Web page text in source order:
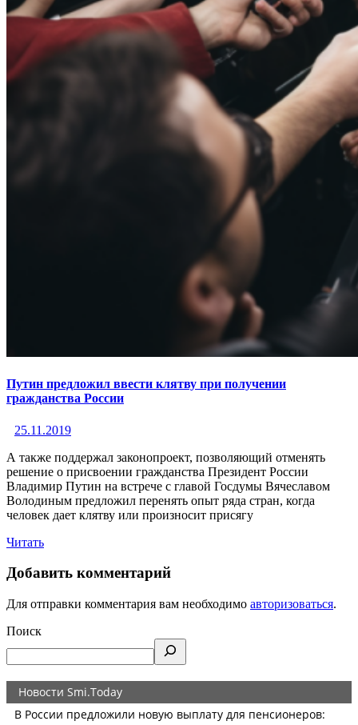
Путин предложил ввести клятву при получении
гражданства России
25.11.2019
А также поддержал законопроект, позволяющий отменять
решение о присвоении гражданства Президент России
Владимир Путин на встрече с главой Госдумы Вячеславом
Володиным предложил перенять опыт ряда стран, когда
человек дает клятву или произносит присягу
Читать
Добавить комментарий
Для отправки комментария вам необходимо авторизоваться.
Поиск